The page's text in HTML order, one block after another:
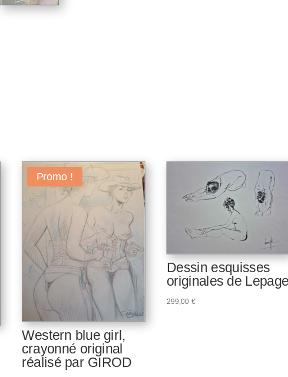
Promo !
Western blue girl,
crayonné original
réalisé par GIROD
Dessin esquisses
originales de Lepage
299,00€